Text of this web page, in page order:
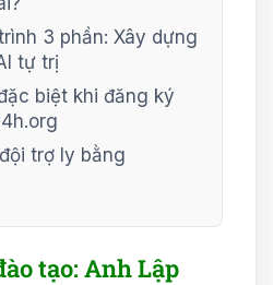
3 phần: Xây dựng
tự trị
biệt khi đăng ký
trợ ly bằng
tạo: Anh Lập